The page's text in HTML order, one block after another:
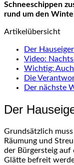
Schneeschippen
rund um den
Artikelübersicht
Der
Video:
Wichtig:
Die
Der nächste
Der
Grundsätzlich
Räumung und
der Bürgersteig auf
Glätte befreit